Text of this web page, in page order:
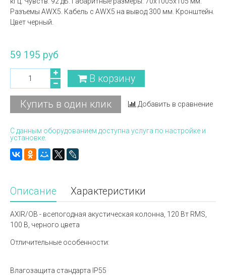
Разъемы AWX5. Кабель с AWX5 на вывод 300 мм. Кронштейн.
Цвет черный.
59 195 руб
В корзину
Купить в один клик Добавить в сравнение
С данным оборудованием доступна услуга по настройке и
установке.
Описание Характеристики
AXIR/OB - всепогодная акустическая колонна, 120 Вт RMS,
100 В, черного цвета
Отличительные особенности:
Влагозащита стандарта IP55